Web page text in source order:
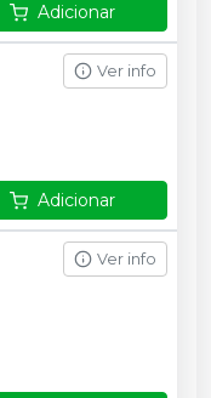
Adicionar
Ver info
Adicionar
Ver info